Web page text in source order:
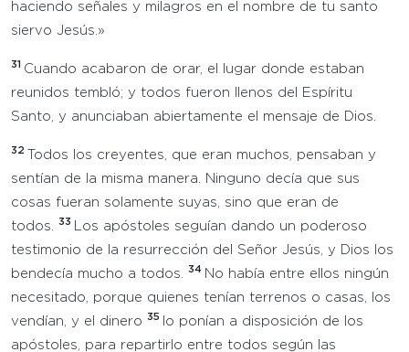
haciendo señales y milagros en el nombre de tu santo
siervo Jesús.»
31 Cuando acabaron de orar, el lugar donde estaban
reunidos tembló; y todos fueron llenos del Espíritu
Santo, y anunciaban abiertamente el mensaje de Dios.
32
Todos los creyentes, que eran muchos, pensaban y
sentían de la misma manera. Ninguno decía que sus
cosas fueran solamente suyas, sino que eran de
todos.
33
Los apóstoles seguían dando un poderoso
testimonio de la resurrección del Señor Jesús, y Dios los
bendecía mucho a todos.
34 No había entre ellos ningún
necesitado, porque quienes tenían terrenos o casas, los
vendían, y el dinero 35
lo ponían a disposición de los
apóstoles, para repartirlo entre todos según las